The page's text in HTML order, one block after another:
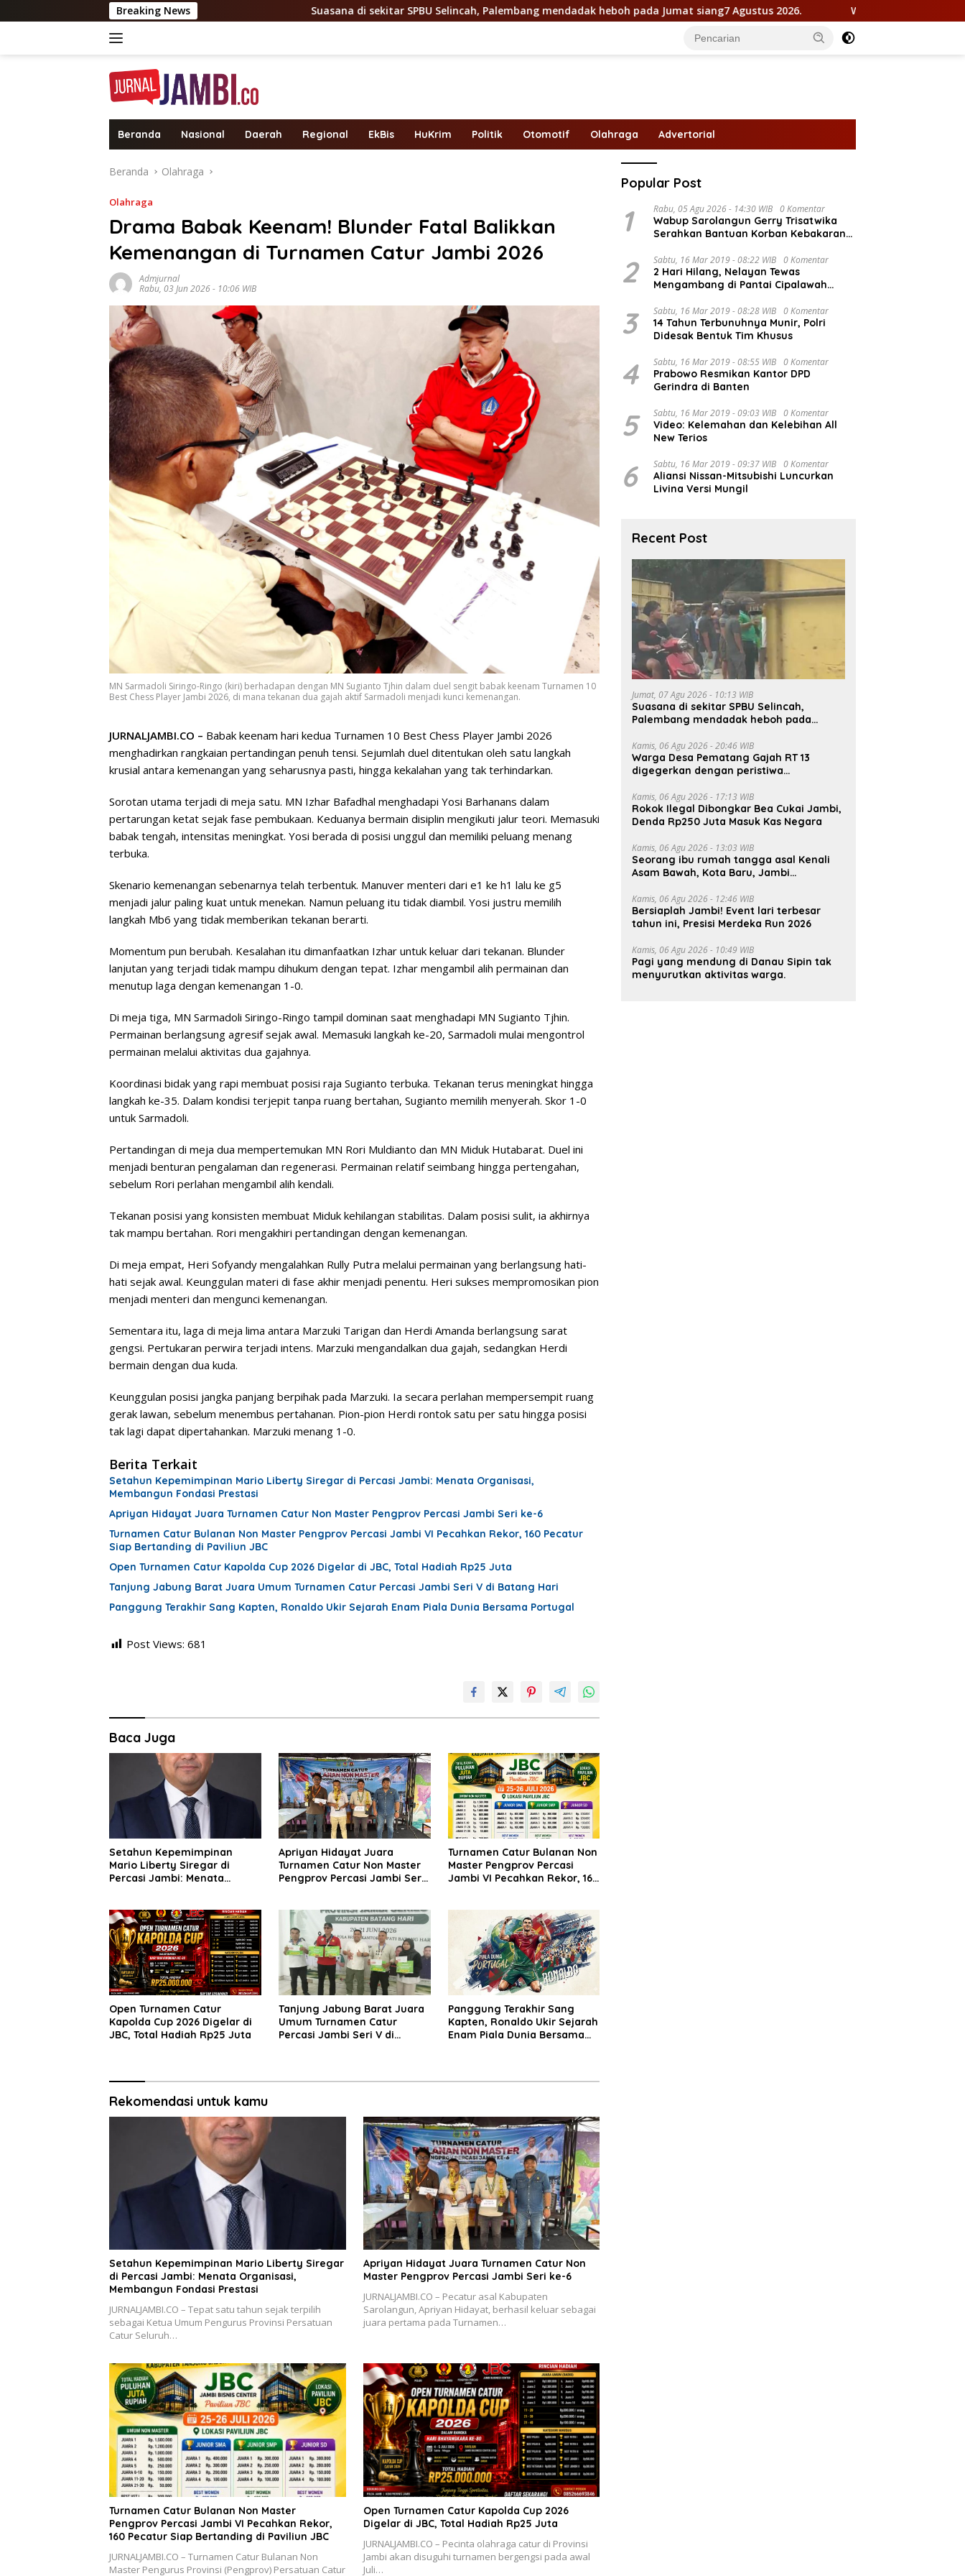
ke
Breaking NewsSuasana di sekitar SPBU Selincah, Palembang mendadak heboh pada Jumat siang7 Agustus 2026. Warga Desa Pematang Gajah RT 13
Beranda Nasional Daerah Regional EkBis HuKrim Politik Otomotif Olahraga Advertorial
Beranda Olahraga
Olahraga
Drama Babak Keenam! Blunder Fatal Balikkan
Kemenangan di Turnamen Catur Jambi 2026
Admjurnal
Rabu, 03 Jun 2026 - 10:06 WIB
MN Sarmadoli Siringo-Ringo (kiri) berhadapan dengan MN Sugianto Tjhin dalam duel sengit babak keenam Turnamen 10
Best Chess Player Jambi 2026, di mana tekanan dua gajah aktif Sarmadoli menjadi kunci kemenangan.
JURNALJAMBI.CO – Babak keenam hari kedua Turnamen 10 Best Chess Player Jambi 2026
menghadirkan rangkaian pertandingan penuh tensi. Sejumlah duel ditentukan oleh satu langkah
krusial antara kemenangan yang seharusnya pasti, hingga kekalahan yang tak terhindarkan.
Sorotan utama terjadi di meja satu. MN Izhar Bafadhal menghadapi Yosi Barhanans dalam
pertarungan ketat sejak fase pembukaan. Keduanya bermain disiplin mengikuti jalur teori. Memasuki
babak tengah, intensitas meningkat. Yosi berada di posisi unggul dan memiliki peluang menang
terbuka.
Skenario kemenangan sebenarnya telah terbentuk. Manuver menteri dari e1 ke h1 lalu ke g5
menjadi jalur paling kuat untuk menekan. Namun peluang itu tidak diambil. Yosi justru memilih
langkah Mb6 yang tidak memberikan tekanan berarti.
Momentum pun berubah. Kesalahan itu dimanfaatkan Izhar untuk keluar dari tekanan. Blunder
lanjutan yang terjadi tidak mampu dihukum dengan tepat. Izhar mengambil alih permainan dan
menutup laga dengan kemenangan 1-0.
Di meja tiga, MN Sarmadoli Siringo-Ringo tampil dominan saat menghadapi MN Sugianto Tjhin.
Permainan berlangsung agresif sejak awal. Memasuki langkah ke-20, Sarmadoli mulai mengontrol
permainan melalui aktivitas dua gajahnya.
Koordinasi bidak yang rapi membuat posisi raja Sugianto terbuka. Tekanan terus meningkat hingga
langkah ke-35. Dalam kondisi terjepit tanpa ruang bertahan, Sugianto memilih menyerah. Skor 1-0
untuk Sarmadoli.
Pertandingan di meja dua mempertemukan MN Rori Muldianto dan MN Miduk Hutabarat. Duel ini
menjadi benturan pengalaman dan regenerasi. Permainan relatif seimbang hingga pertengahan,
sebelum Rori perlahan mengambil alih kendali.
Tekanan posisi yang konsisten membuat Miduk kehilangan stabilitas. Dalam posisi sulit, ia akhirnya
tak mampu bertahan. Rori mengakhiri pertandingan dengan kemenangan.
Di meja empat, Heri Sofyandy mengalahkan Rully Putra melalui permainan yang berlangsung hati-
hati sejak awal. Keunggulan materi di fase akhir menjadi penentu. Heri sukses mempromosikan pion
menjadi menteri dan mengunci kemenangan.
Sementara itu, laga di meja lima antara Marzuki Tarigan dan Herdi Amanda berlangsung sarat
gengsi. Pertukaran perwira terjadi intens. Marzuki mengandalkan dua gajah, sedangkan Herdi
bermain dengan dua kuda.
Keunggulan posisi jangka panjang berpihak pada Marzuki. Ia secara perlahan mempersempit ruang
gerak lawan, sebelum menembus pertahanan. Pion-pion Herdi rontok satu per satu hingga posisi
tak lagi dapat dipertahankan. Marzuki menang 1-0.
Berita Terkait
Setahun Kepemimpinan Mario Liberty Siregar di Percasi Jambi: Menata Organisasi,
Membangun Fondasi Prestasi
Apriyan Hidayat Juara Turnamen Catur Non Master Pengprov Percasi Jambi Seri ke-6
Turnamen Catur Bulanan Non Master Pengprov Percasi Jambi VI Pecahkan Rekor, 160 Pecatur
Siap Bertanding di Paviliun JBC
Open Turnamen Catur Kapolda Cup 2026 Digelar di JBC, Total Hadiah Rp25 Juta
Tanjung Jabung Barat Juara Umum Turnamen Catur Percasi Jambi Seri V di Batang Hari
Panggung Terakhir Sang Kapten, Ronaldo Ukir Sejarah Enam Piala Dunia Bersama Portugal
Post Views: 681
Baca Juga
Setahun Kepemimpinan
Mario Liberty Siregar di
Percasi Jambi: Menata
Apriyan Hidayat Juara
Turnamen Catur Non Master
Pengprov Percasi Jambi Seri
Turnamen Catur Bulanan Non
Master Pengprov Percasi
Jambi VI Pecahkan Rekor, 160
Open Turnamen Catur
Kapolda Cup 2026 Digelar di
JBC, Total Hadiah Rp25 Juta
Tanjung Jabung Barat Juara
Umum Turnamen Catur
Percasi Jambi Seri V di
Panggung Terakhir Sang
Kapten, Ronaldo Ukir Sejarah
Enam Piala Dunia Bersama
Rekomendasi untuk kamu
Setahun Kepemimpinan Mario Liberty Siregar
di Percasi Jambi: Menata Organisasi,
Membangun Fondasi Prestasi
JURNALJAMBI.CO – Tepat satu tahun sejak terpilih
sebagai Ketua Umum Pengurus Provinsi Persatuan
Catur Seluruh…
Apriyan Hidayat Juara Turnamen Catur Non
Master Pengprov Percasi Jambi Seri ke-6
JURNALJAMBI.CO – Pecatur asal Kabupaten
Sarolangun, Apriyan Hidayat, berhasil keluar sebagai
juara pertama pada Turnamen…
Turnamen Catur Bulanan Non Master
Pengprov Percasi Jambi VI Pecahkan Rekor,
160 Pecatur Siap Bertanding di Paviliun JBC
JURNALJAMBI.CO – Turnamen Catur Bulanan Non
Master Pengurus Provinsi (Pengprov) Persatuan Catur
Open Turnamen Catur Kapolda Cup 2026
Digelar di JBC, Total Hadiah Rp25 Juta
JURNALJAMBI.CO – Pecinta olahraga catur di Provinsi
Jambi akan disuguhi turnamen bergengsi pada awal
Juli…
Popular Post
1 Rabu, 05 Agu 2026 - 14:30 WIB 0 Komentar
Wabup Sarolangun Gerry Trisatwika
Serahkan Bantuan Korban Kebakaran
2 Sabtu, 16 Mar 2019 - 08:22 WIB 0 Komentar
2 Hari Hilang, Nelayan Tewas
Mengambang di Pantai Cipalawah
3 Sabtu, 16 Mar 2019 - 08:28 WIB 0 Komentar
14 Tahun Terbunuhnya Munir, Polri
Didesak Bentuk Tim Khusus
4 Sabtu, 16 Mar 2019 - 08:55 WIB 0 Komentar
Prabowo Resmikan Kantor DPD
Gerindra di Banten
5 Sabtu, 16 Mar 2019 - 09:03 WIB 0 Komentar
Video: Kelemahan dan Kelebihan All
New Terios
6 Sabtu, 16 Mar 2019 - 09:37 WIB 0 Komentar
Aliansi Nissan-Mitsubishi Luncurkan
Livina Versi Mungil
Recent Post
Jumat, 07 Agu 2026 - 10:13 WIB
Suasana di sekitar SPBU Selincah,
Palembang mendadak heboh pada
Kamis, 06 Agu 2026 - 20:46 WIB
Warga Desa Pematang Gajah RT 13
digegerkan dengan peristiwa
malam hari.
Kamis, 06 Agu 2026 - 17:13 WIB
Rokok Ilegal Dibongkar Bea Cukai Jambi,
Denda Rp250 Juta Masuk Kas Negara
Kamis, 06 Agu 2026 - 13:03 WIB
Seorang ibu rumah tangga asal Kenali
Asam Bawah, Kota Baru, Jambi
Hingga saat ini keberadaannya belum
diketahui.
Kamis, 06 Agu 2026 - 12:46 WIB
Bersiaplah Jambi! Event lari terbesar
tahun ini, Presisi Merdeka Run 2026
Kamis, 06 Agu 2026 - 10:49 WIB
Pagi yang mendung di Danau Sipin tak
menyurutkan aktivitas warga.